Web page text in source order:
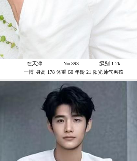
在天津 No.393
级别:1.2k
一博 身高 178 体重 60 年龄 21 阳光帅气男孩